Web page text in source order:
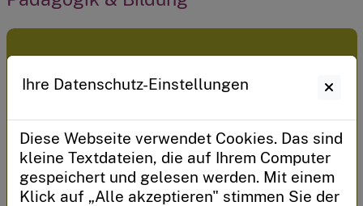
Mein Kitadigital
Zugangscode?
Sie verwalten eine Kita oder sind ein Kitaträger?
Anmelden
Ihre Datenschutz-Einstellungen
Diese Webseite verwendet Cookies. Das sind
kleine Textdateien, die auf Ihrem Computer
gespeichert und gelesen werden. Mit einem
Klick auf „Alle akzeptieren" stimmen Sie der